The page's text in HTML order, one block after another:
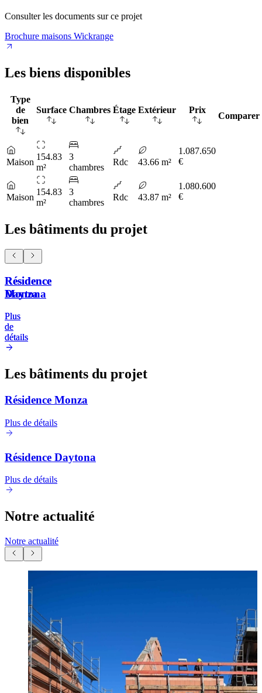
Consulter les documents sur ce projet
Brochure maisons Wickrange
Les biens disponibles
Type
de
bien
Surface Chambres Étage Extérieur Prix
Comparer
Maison
154.83
m²
3
chambres
Rdc 43.66 m²
1.087.650
€
Maison
154.83
m²
3
chambres
Rdc 43.87 m²
1.080.600
€
Les bâtiments du projet
Résidence
Monza
Plus
de
détails
Résidence
Daytona
Plus
de
détails
Les bâtiments du projet
Résidence Monza
Plus de détails
Résidence Daytona
Plus de détails
Notre actualité
Notre actualité